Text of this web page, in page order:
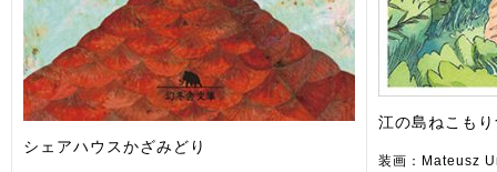
シェアハウスかざみどり
江の島ねこも
装画：Mateusz